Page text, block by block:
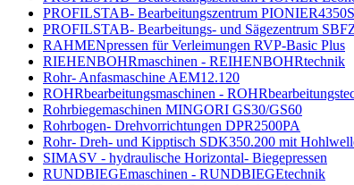
PROFILSTAB- Bearbeitungszentrum
PROFILSTAB- Bearbeitungs- und Sägezentrum
RAHMENpressen für Verleimungen RVP-Basic Plus
RIEHENBOHRmaschinen - REIHENBOHRtechnik
Rohr- Anfasmaschine AEM12.120
ROHRbearbeitungsmaschinen -
Rohrbiegemaschinen MINGORI GS30/GS60
Rohrbogen- Drehvorrichtungen DPR2500PA
Rohr- Dreh- und Kipptisch SDK350.200 mit
SIMASV - hydraulische Horizontal- Biegepressen
RUNDBIEGEmaschinen - RUNDBIEGEtechnik